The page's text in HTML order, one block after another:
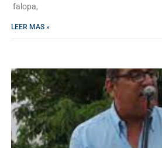
falopa,
LEER MAS »